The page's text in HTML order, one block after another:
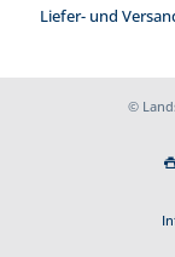
Liefer- und
©